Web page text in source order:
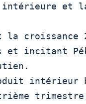
intérieure et
la croissance
et incitant